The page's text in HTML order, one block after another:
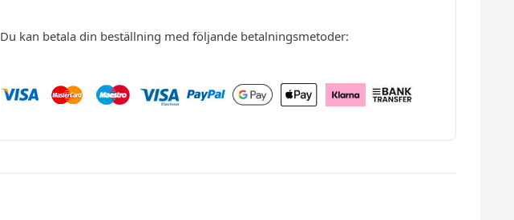
Du kan betala din beställning med följande betalningsmetoder: